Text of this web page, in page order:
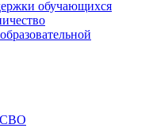
обучающихся
СВО